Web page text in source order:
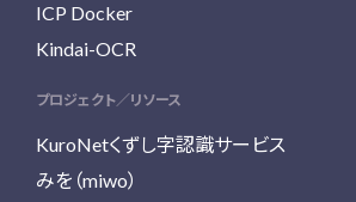
ICP Docker
Kindai-OCR
プロジェクト／リソース
KuroNetくずし字認識サービス
みを（miwo）